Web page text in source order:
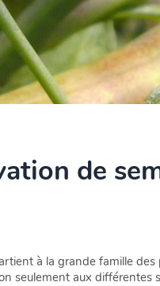
de
à la grande famille
seulement aux différentes